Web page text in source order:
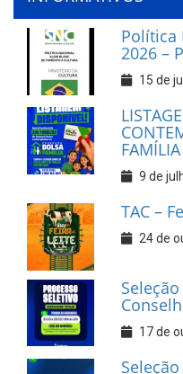
Política
2026 –
15 de
FAMÍLIA
9 de
TAC –
24 de
17 de